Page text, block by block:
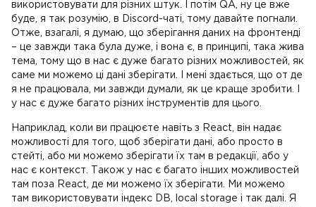
використовувати для різних штук. І потім QA, ну це вже
буде, я так розумію, в Discord-чаті, тому давайте погнали.
Отже, взагалі, я думаю, що зберігання даних на фронтенді
– це завжди така була дуже, і вона є, в принципі, така жива
тема, тому що в нас є дуже багато різних можливостей, як
саме ми можемо ці дані зберігати. І мені здається, що от де
я не працювала, ми завжди думали, як це краще зробити. І
у нас є дуже багато різних інструментів для цього.
Наприклад, коли ви працюєте навіть з React, він надає
можливості для того, щоб зберігати дані, або просто в
стейті, або ми можемо зберігати їх там в редакції, або у
нас є контекст. Також у нас є багато інших можливостей
там поза React, де ми можемо їх зберігати. Ми можемо
там використовувати індекс DB, local storage і так далі. Я